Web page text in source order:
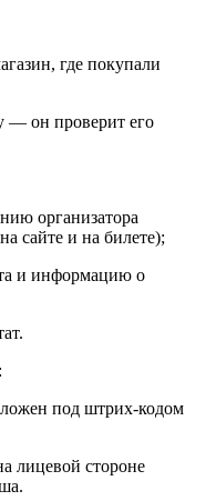
где покупали
— он проверит его
организатора
на сайте и на билете);
и информацию о
под штрих‑кодом
лицевой стороне